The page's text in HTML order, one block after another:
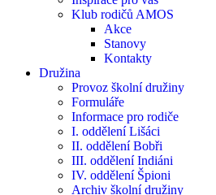
Klub rodičů AMOS
Akce
Stanovy
Kontakty
Družina
Provoz školní družiny
Formuláře
Informace pro rodiče
I. oddělení Lišáci
II. oddělení Bobři
III. oddělení Indiáni
IV. oddělení Špioni
Archiv školní družiny